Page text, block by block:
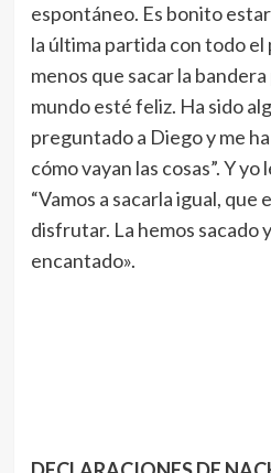
espontáneo. Es bonito
la última partida con todo
menos que sacar la
mundo esté feliz. Ha sido
preguntado a Diego y me
cómo vayan las cosas”. Y
“Vamos a sacarla igual, que
disfrutar. La hemos sacado
encantado».